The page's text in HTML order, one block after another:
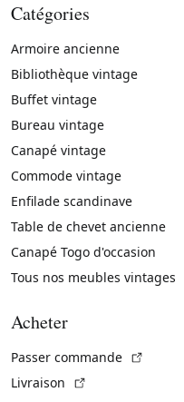
Catégories
Armoire ancienne
Bibliothèque vintage
Buffet vintage
Bureau vintage
Canapé vintage
Commode vintage
Enfilade scandinave
Table de chevet ancienne
Canapé Togo d'occasion
Tous nos meubles vintages
Acheter
Passer commande
Livraison